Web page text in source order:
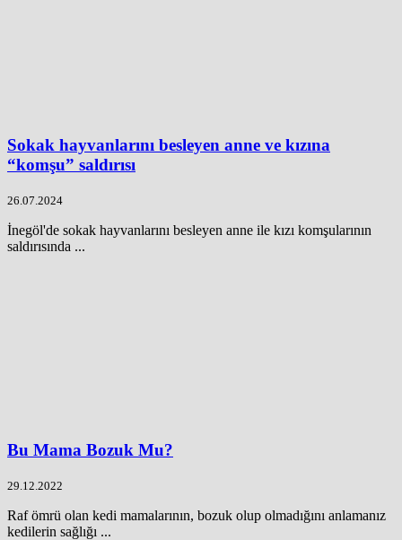
Sokak hayvanlarını besleyen anne ve kızına
“komşu” saldırısı
26.07.2024
İnegöl'de sokak hayvanlarını besleyen anne ile kızı komşularının
saldırısında ...
Bu Mama Bozuk Mu?
29.12.2022
Raf ömrü olan kedi mamalarının, bozuk olup olmadığını anlamanız
kedilerin sağlığı ...